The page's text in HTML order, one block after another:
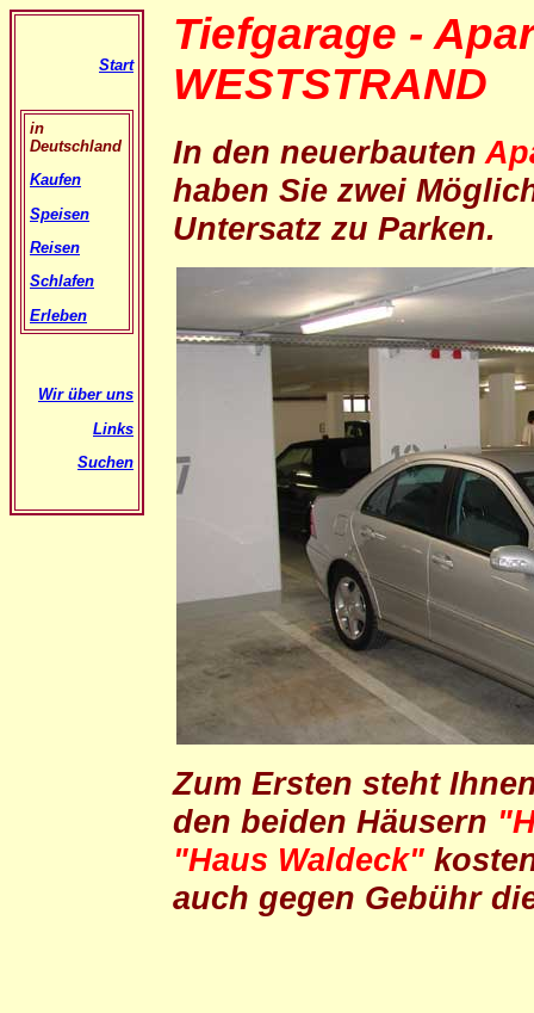
Start
in
Deutschland
Kaufen
Speisen
Reisen
Schlafen
Erleben
Wir über uns
Links
Suchen
Tiefgarage -
WESTSTRAND
In den neuerbauten
haben Sie zwei
Untersatz zu Parken.
Zum Ersten steht
den beiden Häusern
"Haus Waldeck"
auch gegen Gebühr